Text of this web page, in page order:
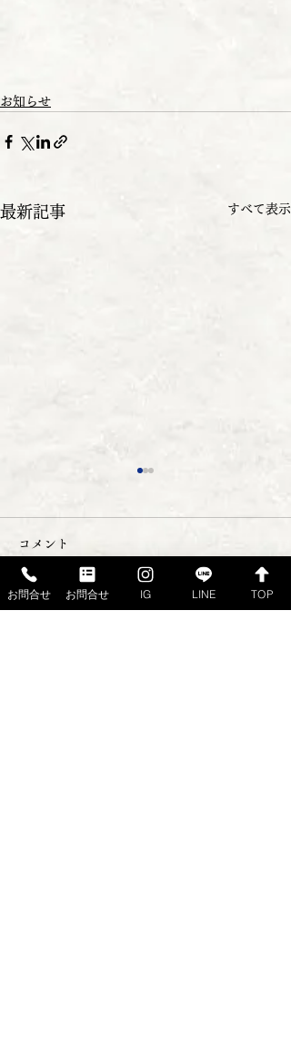
お知らせ
最新記事 すべて表示
店休日のお知らせ
コメント
コメントを追加…
お問合せ お問合せ IG LINE TOP